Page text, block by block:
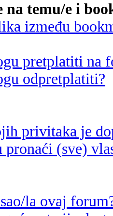
na temu/e i
između
pretplatiti na
odpretplatiti?
privitaka je
pronaći (sve)
la ovaj